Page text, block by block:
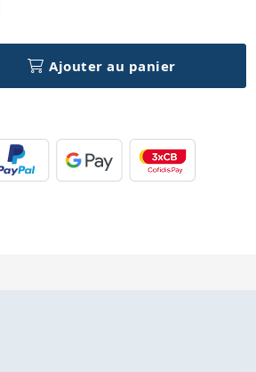
Ajouter au panier